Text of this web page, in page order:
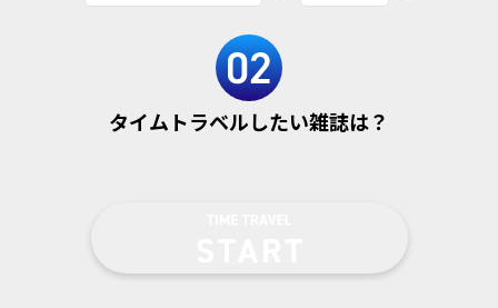
タイムトラベルしたい雑誌は？